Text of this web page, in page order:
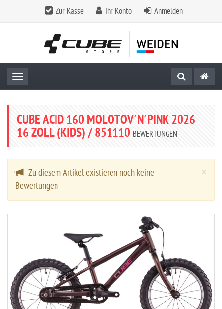
Zur Kasse Ihr Konto Anmelden
Toggle navigation
CUBE ACID 160 MOLOTOV´N´PINK 2026
16 ZOLL (KIDS) / 851110 BEWERTUNGEN
×
Zu diesem Artikel existieren noch keine
Bewertungen